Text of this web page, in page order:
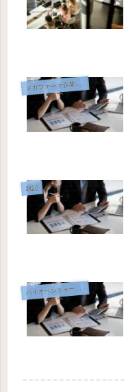
メ
ガファーマ企業研究
雑記
バイオベンチャー転職戦略